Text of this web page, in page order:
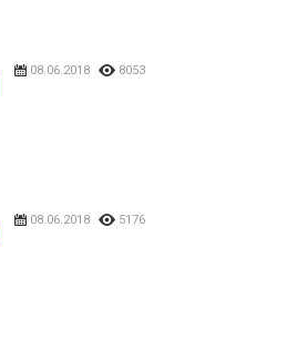
08.06.2018 8053
08.06.2018 5176